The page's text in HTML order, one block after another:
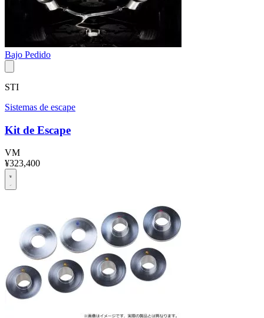
Bajo Pedido
STI
Sistemas de escape
Kit de Escape
VM
¥323,400